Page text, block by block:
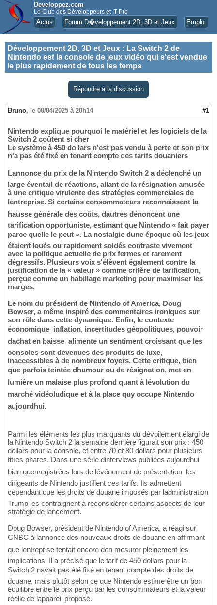
Developpez.com
Le Club des Développeurs et IT Pro
Actus Forum D�veloppement 2D, 3D et Jeux Emploi
Développement 2D, 3D et Jeux : La Switch 2 de
Nintendo est la console de jeux vidéo qui s'est vendue
le plus rapidement de tous les temps
Répondre à la discussion
Bruno, le 08/04/2025 à 20h14 #1
Nintendo explique pourquoi le matériel et les logiciels de la
Switch 2 coûtent si cher
Le système à 450 dollars n'est pas vendu à perte et son prix
n'a pas été fixé en tenant compte des tarifs douaniers
Lannonce du prix de la Nintendo Switch 2 a déclenché un
large éventail de réactions, allant de la résignation amusée
à une critique virulente des stratégies commerciales de
lentreprise. Si certains consommateurs reconnaissent la
hausse générale des coûts, dautres dénoncent une
tarification opportuniste, estimant que Nintendo « fait payer
parce quelle le peut ». La nostalgie dune époque où les jeux
étaient loués ou rapidement soldés contraste vivement
avec la politique actuelle de prix fermes et rarement
dégressifs. Plusieurs voix s'élèvent également contre la
justification de la « valeur » comme critère de tarification,
perçue comme un habillage marketing pour maximiser les
marges.
Le nom du président de Nintendo of America, Doug
Bowser, a même inspiré des commentaires ironiques sur
son rôle dans cette dynamique. Enfin, le contexte
économique  inflation, incertitudes géopolitiques, pouvoir
dachat en baisse  alimente un sentiment croissant que les
consoles sont devenues des produits de luxe,
inaccessibles à de nombreux foyers. Cette critique, bien
que parfois teintée dhumour ou de résignation, met en
lumière un malaise plus profond quant à lévolution du
marché vidéoludique et à la place quy occupe Nintendo
aujourdhui.
Parmi les éléments les plus marquants du dévoilement élargi de
la Nintendo Switch 2 la semaine dernière figurait son prix : 450
dollars pour la console, et entre 70 et 80 dollars pour plusieurs
titres phares. Dans une série dinterviews publiées aujourdhui 
bien quenregistrées lors de lévénement de présentation  les
dirigeants de Nintendo justifient ces tarifs. Ils admettent
cependant que les droits de douane imposés par ladministration
Trump les contraignent à reconsidérer certains aspects de leur
stratégie de lancement.
Doug Bowser, président de Nintendo of America, a réagi sur
CNBC à lannonce des nouveaux droits de douane en affirmant
que lentreprise tentait encore den mesurer pleinement les
implications. Il a précisé que le tarif de 450 dollars pour la
Switch 2 navait pas été fixé en tenant compte des droits de
douane, mais plutôt selon ce que Nintendo estime être un bon
équilibre entre le prix perçu par les consommateurs et la valeur
réelle de lappareil proposé.